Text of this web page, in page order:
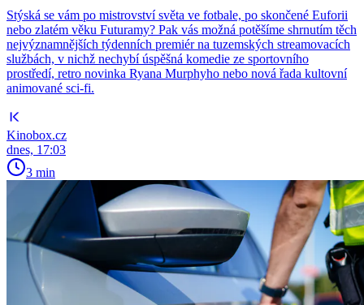
Stýská se vám po mistrovství světa ve fotbale, po skončené Euforii
nebo zlatém věku Futuramy? Pak vás možná potěšíme shrnutím těch
nejvýznamnějších týdenních premiér na tuzemských streamovacích
službách, v nichž nechybí úspěšná komedie ze sportovního
prostředí, retro novinka Ryana Murphyho nebo nová řada kultovní
animované sci-fi.
Kinobox.cz
dnes, 17:03
3 min